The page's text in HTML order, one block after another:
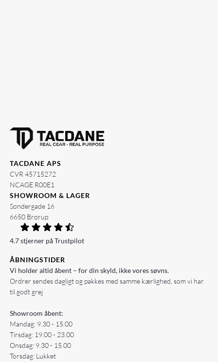
TACDANE APS
CVR 45715272
NCAGE R00E1
SHOWROOM & LAGER
Søndergade 16
6650 Brørup
4.7 stjerner på Trustpilot
ÅBNINGSTIDER
Vi holder altid åbent – for din skyld, ikke vores søvns.
Ordrer sendes dagligt og pakkes med samme kærlighed, som vi har
til godt grej
Showroom åbent:
Mandag: 9.30 - 15.00
Tirsdag: 19.00 - 23.00
Onsdag: 9.30 - 15.00
Torsdag: Lukket